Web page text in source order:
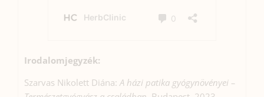
Irodalomjegyzék:
Szarvas Nikolett Diána:A házi patika gyógynövényei –